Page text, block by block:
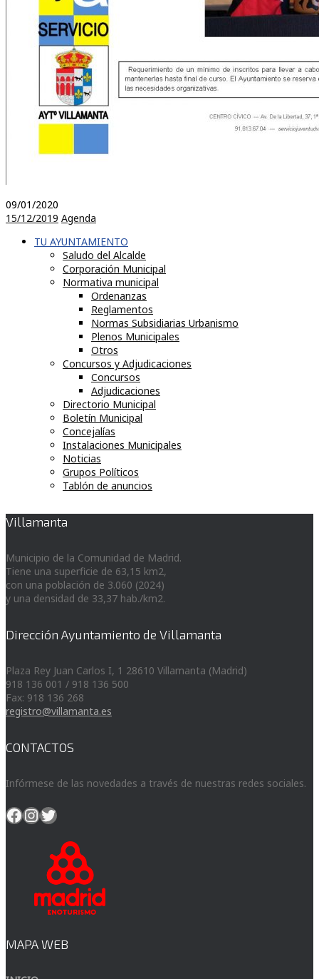
09/01/2020
15/12/2019 Agenda
TU AYUNTAMIENTO
Saludo del Alcalde
Corporación Municipal
Normativa municipal
Ordenanzas
Reglamentos
Normas Subsidiarias Urbanismo
Plenos Municipales
Otros
Concursos y Adjudicaciones
Concursos
Adjudicaciones
Directorio Municipal
Boletín Municipal
Concejalías
Instalaciones Municipales
Noticias
Grupos Políticos
Tablón de anuncios
Villamanta
Municipio de la Comunidad de Madrid.
Tiene una superficie de 63,15 km2,
con una población de 3.060 (2024)
y una densidad de 33,37 hab./km2.
Dirección Ayuntamiento de Villamanta
Plaza Rey Juan Carlos I, 1 28610 Villamanta (Madrid)
918 136 001 / 918 136 500
Fax: 918 136 268
registro@villamanta.es
CONTACTOS
Infórmese de las novedades a través de nuestras redes sociales.
Facebook
Instagram
Twitter
MAPA WEB